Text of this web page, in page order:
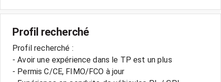
Profil recherché
Profil recherché :
- Avoir une expérience dans le TP est un plus
- Permis C/CE, FIMO/FCO à jour